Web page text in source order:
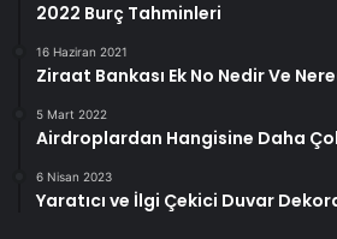
2022 Burç Tahminleri
16 Haziran 2021
Ziraat Bankası Ek No Nedir Ve
5 Mart 2022
Airdroplardan Hangisine Daha
6 Nisan 2023
Yaratıcı ve İlgi Çekici Duvar